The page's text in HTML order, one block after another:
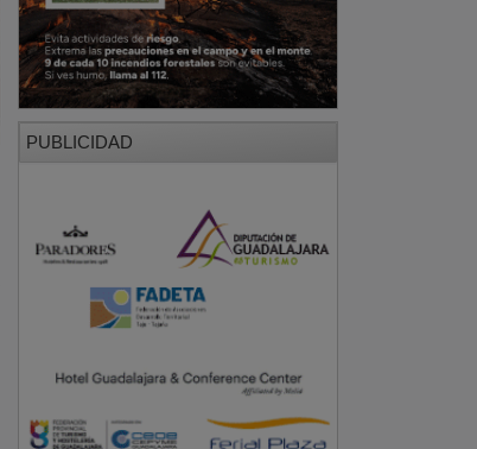
PUBLICIDAD